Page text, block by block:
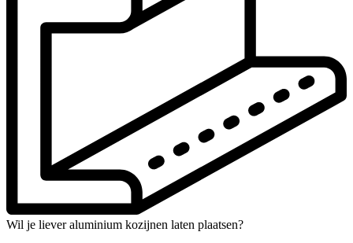
Wil je liever aluminium kozijnen laten plaatsen?